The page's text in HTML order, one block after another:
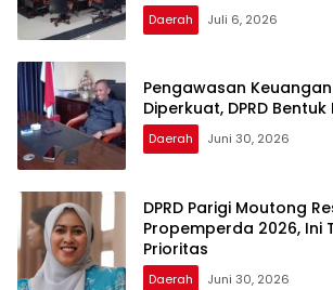
Daerah Juli 6, 2026
Pengawasan
Diperkuat, DPRD Bentuk
Daerah Juni 30, 2026
DPRD Parigi Moutong
Propemperda 2026, Ini
Prioritas
Daerah Juni 30, 2026